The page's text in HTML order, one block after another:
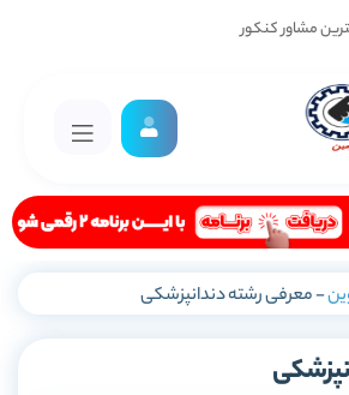
مشاور کنکور
-معرفی رشته دندانپزشکی